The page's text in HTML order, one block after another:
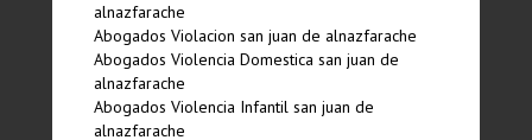
alnazfarache
Abogados Violacion san juan de alnazfarache
Abogados Violencia Domestica san juan de
alnazfarache
Abogados Violencia Infantil san juan de
alnazfarache